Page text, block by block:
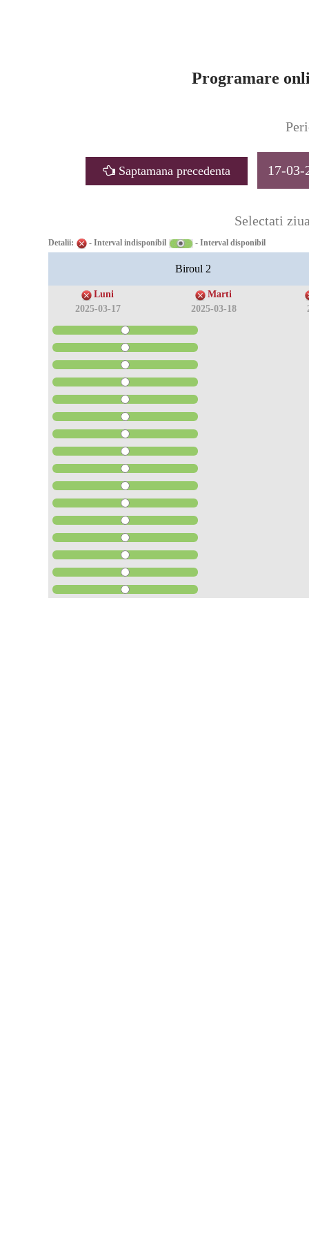
Programare
Saptamana precedenta 17-03-
Selectati
Detalii: - Interval indisponibil - Interval disponibil
Biroul 2
Luni
2025-03-17
Marti
2025-03-18